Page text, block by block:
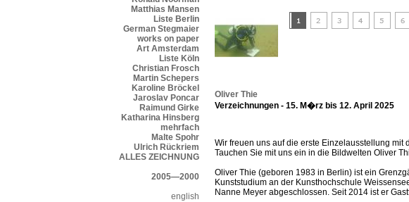
Matthias Mansen
Liste Berlin
German Stegmaier
works on paper
Art Amsterdam
Liste Köln
Christian Frosch
Martin Schepers
Karoline Bröckel
Jaroslav Poncar
Raimund Girke
Katharina Hinsberg
mehrfach
Malte Spohr
Ulrich Rückriem
ALLES ZEICHNUNG
2005—2000
english
Oliver Thie
Verzeichnungen - 15. M�rz bis 12. April 2025
Wir freuen uns auf die erste Einzelausstellung mit
Tauchen Sie mit uns ein in die Bildwelten Oliver
Oliver Thie (geboren 1983 in Berlin) ist ein
Kunststudium an der Kunsthochschule
Nanne Meyer abgeschlossen. Seit 2014 ist er